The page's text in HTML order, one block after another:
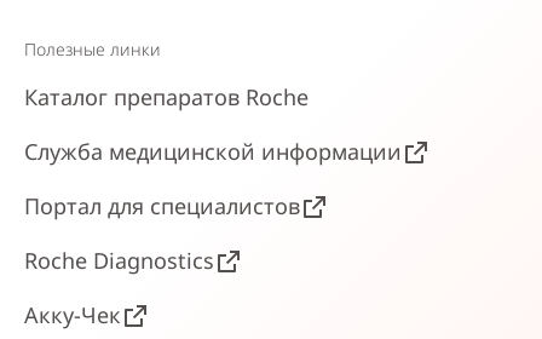
Полезные линки
Каталог препаратов Roche
Служба медицинской информации
Портал для специалистов
Roche Diagnostics
Акку-Чек